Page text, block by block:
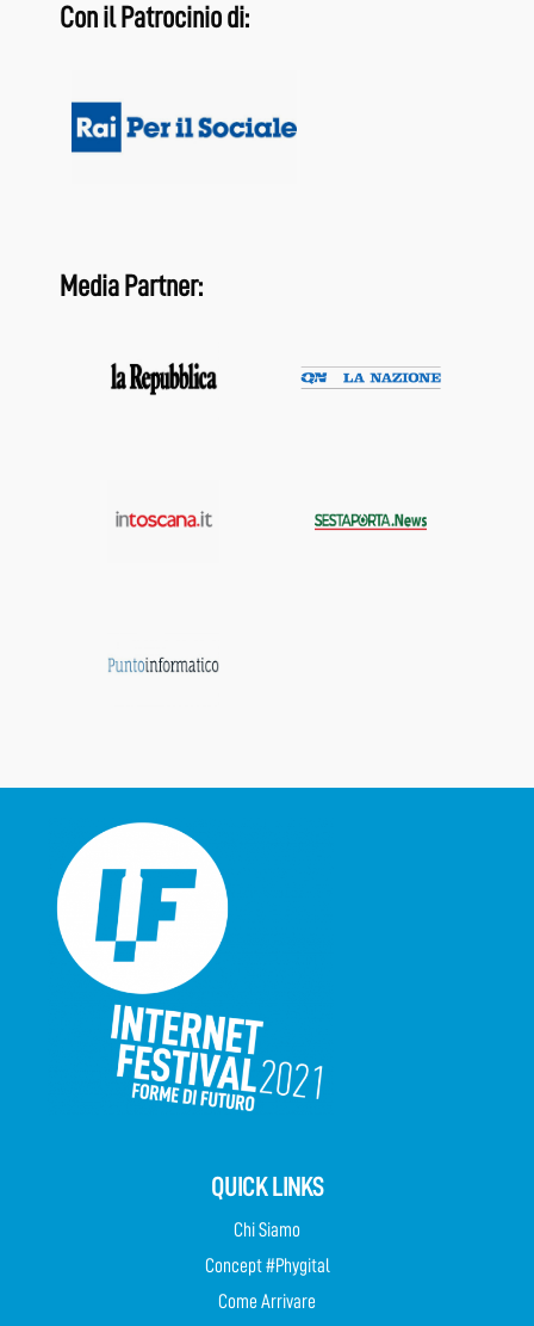
Con il Patrocinio di:
Media Partner:
QUICK LINKS
Chi Siamo
Concept #Phygital
Come Arrivare